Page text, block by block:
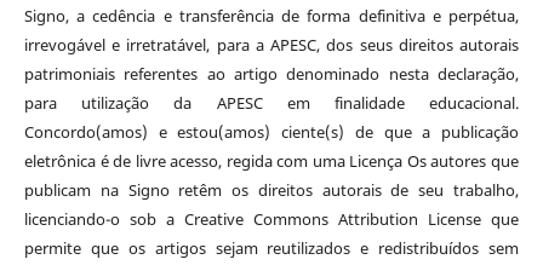
Signo, a cedência e transferência de forma definitiva e perpétua,
irrevogável e irretratável, para a APESC, dos seus direitos autorais
patrimoniais referentes ao artigo denominado nesta declaração,
para utilização da APESC em finalidade educacional.
Concordo(amos) e estou(amos) ciente(s) de que a publicação
eletrônica é de livre acesso, regida com uma Licença Os autores que
publicam na Signo retêm os direitos autorais de seu trabalho,
licenciando-o sob a Creative Commons Attribution License que
permite que os artigos sejam reutilizados e redistribuídos sem